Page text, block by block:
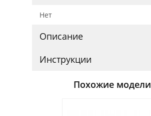
Нет
Описание
Инструкции
Похожие модели